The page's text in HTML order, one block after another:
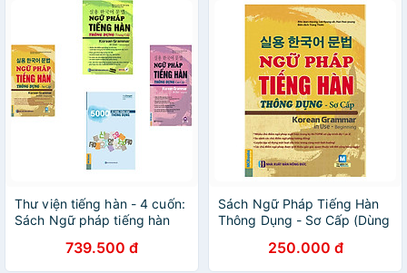
Thư viện tiếng hàn - 4 cuốn:
Sách Ngữ pháp tiếng hàn
cấp + cao cấp) + 5000 Từ
Vựng Tiếng Hàn Thông
739.500 đ
Sách Ngữ Pháp Tiếng Hàn
Thông Dụng - Sơ Cấp (Dùng
250.000 đ